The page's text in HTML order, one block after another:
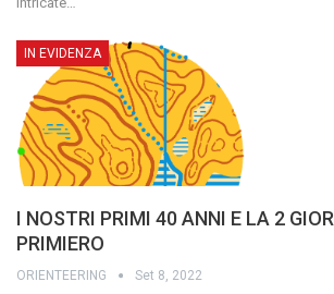
IN EVIDENZA
I NOSTRI PRIMI 40 ANNI E LA 2
PRIMIERO
ORIENTEERING Set 8, 2022